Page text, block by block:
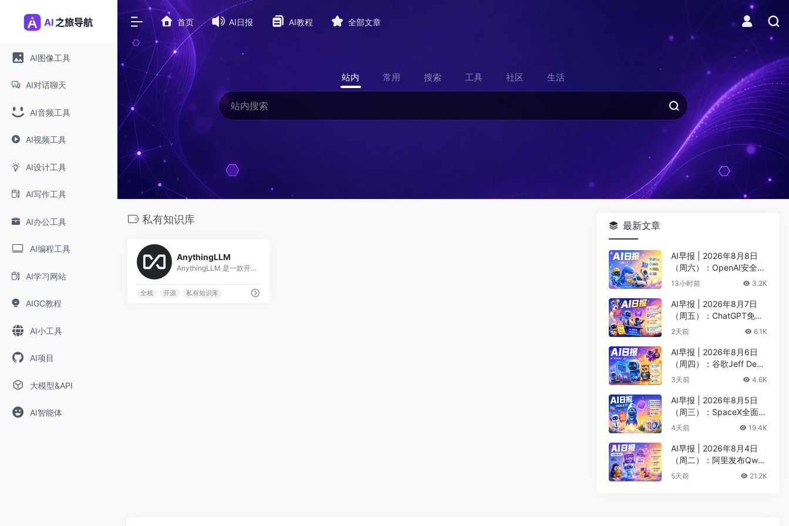
AI图像工具
AI对话聊天
AI音频工具
AI视频工具
AI设计工具
AI写作工具
AI办公工具
AI编程工具
AI学习网站
AIGC教程
AI小工具
AI项目
大模型&API
AI智能体
首页 AI日报 AI教程 全部文章
站内 常用 搜索 工具 社区 生活
私有知识库
AnythingLLM
AnythingLLM 是一款开源的全栈 AI 应用，使用 Node.js（Express）后端和 React 前端构建，允许用户将任意文档转化为私有知识库，并
全栈 开源 私有知识库
最新文章
AI早报 | 2026年8月8日
（周六）：OpenAI安全评
估暂停Astra开发、DeepS
资
13小时前 3.2K
AI早报 | 2026年8月7日
（周五）：ChatGPT免费
版升级GPT-5.6 Luna无限
萨比斯卸任CEO
2天前 6.1K
AI早报 | 2026年8月6日
（周四）：谷歌Jeff Dean
创办AI科学公司、Meta发
3天前 4.6K
AI早报 | 2026年8月5日
（周三）：SpaceX全面押
注英伟达布局太空AI、四
4天前 19.4K
AI早报 | 2026年8月4日
（周二）：阿里发布Qwen
3.8-Max旗舰模型、MiniM
5天前 21.2K